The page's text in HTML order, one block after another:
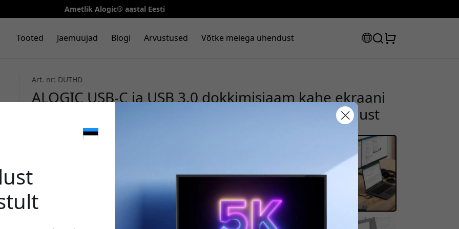
Ametlik Alogic® aastal Eesti
Tooted Jaemüüjad Blogi Arvustused Võtke meiega ühendust
Art. nr: DUTHD
ALOGIC USB-C ja USB 3.0 dokkimisjaam kahe ekraani
jaoks, Full HD, DisplayLink ja Gigabit Ethernet - Must
Kasuta seda koodi kassas, et saada 8% allahindlust.